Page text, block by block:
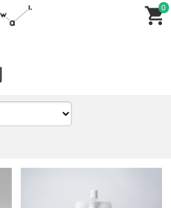
0